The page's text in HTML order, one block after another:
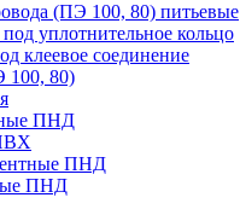
(ПЭ 100, 80) питьевые
уплотнительное кольцо
клеевое соединение
100, 80)
ПНД
ПНД
ПНД